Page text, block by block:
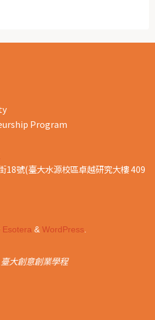
Program
18號(臺大水源校區卓越研究大樓 409
Esotera & WordPress
大創意創業學程